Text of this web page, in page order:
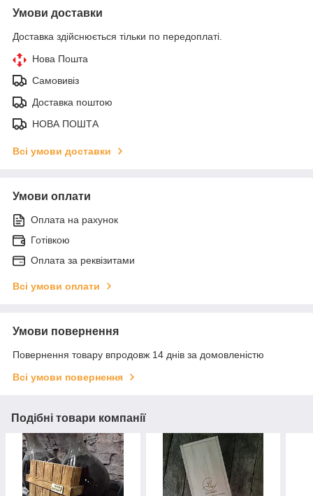
Умови доставки
Доставка здійснюється тільки по передоплаті.
Нова Пошта
Самовивіз
Доставка поштою
НОВА ПОШТА
Всі умови доставки
Умови оплати
Оплата на рахунок
Готівкою
Оплата за реквізитами
Всі умови оплати
Умови повернення
Повернення товару впродовж 14 днів за домовленістю
Всі умови повернення
Подібні товари компанії